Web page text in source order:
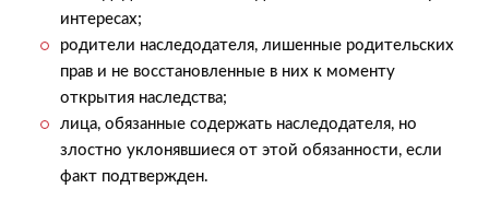
интересах;
родители наследодателя, лишенные родительских
прав и не восстановленные в них к моменту
открытия наследства;
лица, обязанные содержать наследодателя, но
злостно уклонявшиеся от этой обязанности, если
факт подтвержден.